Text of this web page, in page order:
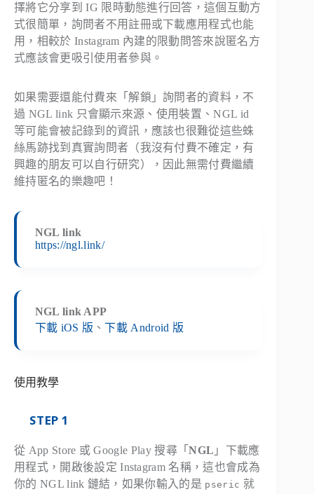
擇將它分享到 IG 限時動態進行回答，這個互動方
式很簡單，詢問者不用註冊或下載應用程式也能
用，相較於 Instagram 內建的限動問答來說匿名方
式應該會更吸引使用者參與。
如果需要還能付費來「解鎖」詢問者的資料，不
過 NGL link 只會顯示來源、使用裝置、NGL id
等可能會被記錄到的資訊，應該也很難從這些蛛
絲馬跡找到真實詢問者（我沒有付費不確定，有
興趣的朋友可以自行研究），因此無需付費繼續
維持匿名的樂趣吧！
NGL link
https://ngl.link/
NGL link APP
下載 iOS 版 、下載 Android 版
使用教學
STEP 1
從 App Store 或 Google Play 搜尋「NGL 」下載應
用程式，開啟後設定 Instagram 名稱，這也會成為
你的 NGL link 鏈結，如果你輸入的是 pseric 就